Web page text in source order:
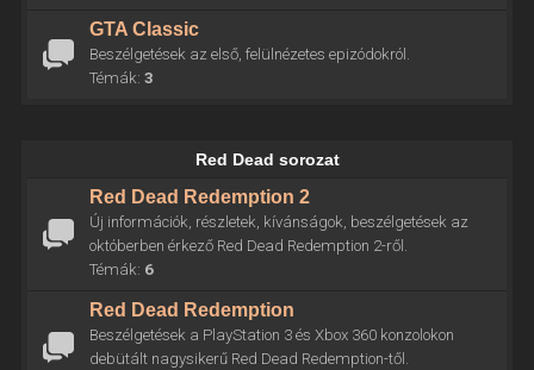
GTA Classic
Beszélgetések az első, felülnézetes epizódokról.
Témák: 3
Red Dead sorozat
Red Dead Redemption 2
Új információk, részletek, kívánságok, beszélgetések az
októberben érkező Red Dead Redemption 2-ről.
Témák: 6
Red Dead Redemption
Beszélgetések a PlayStation 3 és Xbox 360 konzolokon
debütált nagysikerű Red Dead Redemption-től.